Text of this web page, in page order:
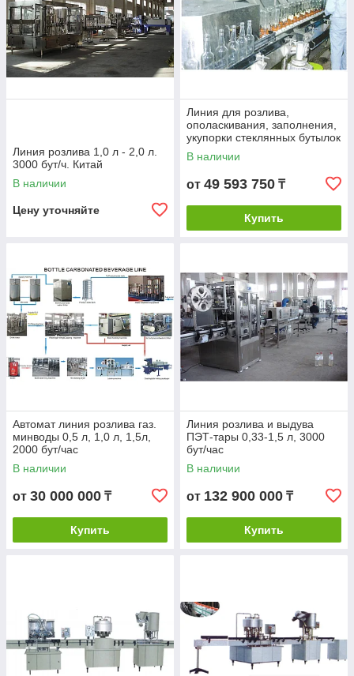
Линия розлива 1,0 л - 2,0 л.
3000 бут/ч. Китай
В наличии
Цену уточняйте
Линия для розлива,
ополаскивания, заполнения,
укупорки стеклянных бутылок
3000/10000 бут/час
В наличии
от 49 593 750 ₸
Купить
Автомат линия розлива газ.
минводы 0,5 л, 1,0 л, 1,5л,
2000 бут/час
В наличии
от 30 000 000 ₸
Купить
Линия розлива и выдува
ПЭТ-тары 0,33-1,5 л, 3000
бут/час
В наличии
от 132 900 000 ₸
Купить